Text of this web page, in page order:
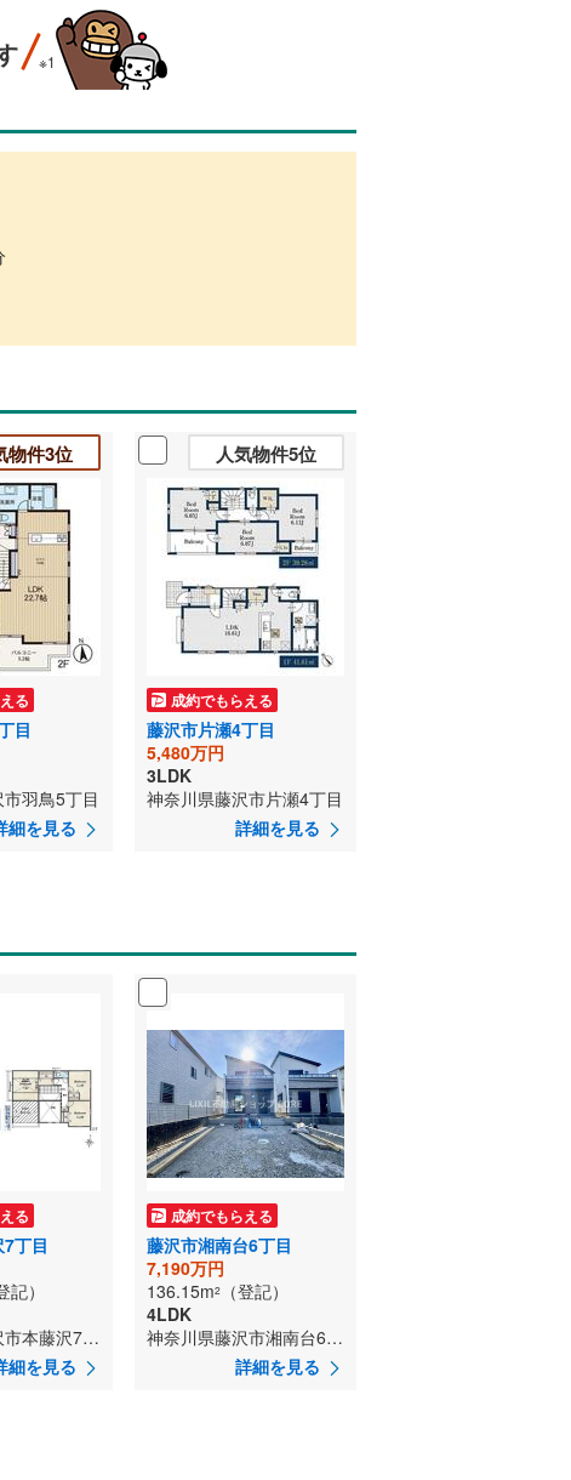
※1
物件3位
る
目
羽鳥5丁目
細を見る
人気物件5位
成約でもらえる
藤沢市片瀬4丁目
5,480万円
3LDK
神奈川県藤沢市片瀬4丁目
詳細を見る
る
丁目
記）
神奈川県藤沢市本藤沢7丁目
細を見る
成約でもらえる
藤沢市湘南台6丁目
7,190万円
136.15m2
（登記）
4LDK
神奈川県藤沢市湘南台6丁目
詳細を見る